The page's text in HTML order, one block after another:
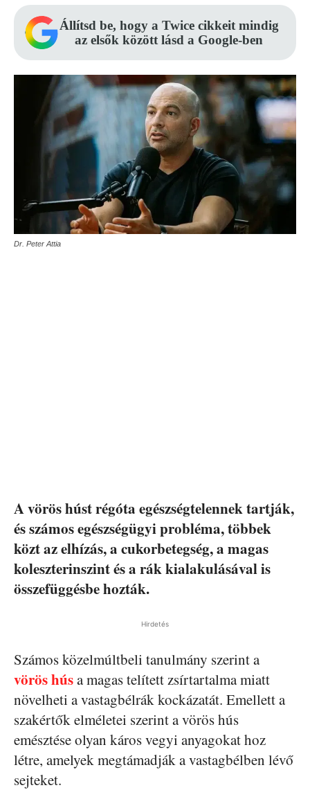
Állítsd be, hogy a Twice cikkeit mindig
az elsők között lásd a Google-ben
Dr. Peter Attia
A vörös húst régóta egészségtelennek tartják,
és számos egészségügyi probléma, többek
közt az elhízás, a cukorbetegség, a magas
koleszterinszint és a rák kialakulásával is
összefüggésbe hozták.
Hirdetés
Számos közelmúltbeli tanulmány szerint a
vörös húsa magas telített zsírtartalma miatt
növelheti a vastagbélrák kockázatát. Emellett a
szakértők elméletei szerint a vörös hús
emésztése olyan káros vegyi anyagokat hoz
létre, amelyek megtámadják a vastagbélben lévő
sejteket.